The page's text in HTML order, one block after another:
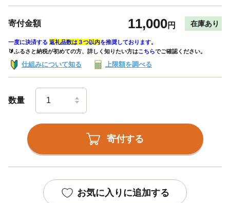
寄付金額 11,000円 在庫あり
一度に決済する 返礼品数は３つ以内を推奨しております。
🔰ふるさと納税が初めての方、詳しく知りたい方はこちらでご確認ください。
仕組みについて知る 上限額を調べる
数量
寄付する
お気に入りに追加する